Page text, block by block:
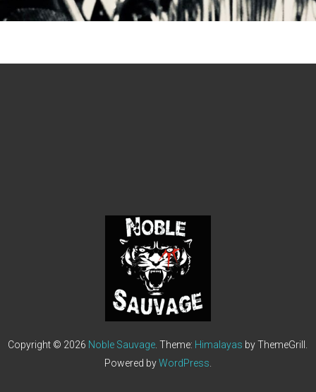
Copyright © 2026 Noble Sauvage. Theme: Himalayas by ThemeGrill.
Powered byWordPress.